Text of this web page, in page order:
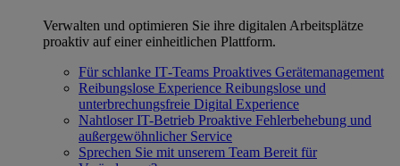
Verwalten und optimieren Sie ihre digitalen Arbeitsplätze
proaktiv auf einer einheitlichen Plattform.
Für schlanke IT‐Teams Proaktives Gerätemanagement
Reibungslose Experience Reibungslose und
unterbrechungsfreie Digital Experience
Nahtloser IT-Betrieb Proaktive Fehlerbehebung und
außergewöhnlicher Service
Sprechen Sie mit unserem Team Bereit für